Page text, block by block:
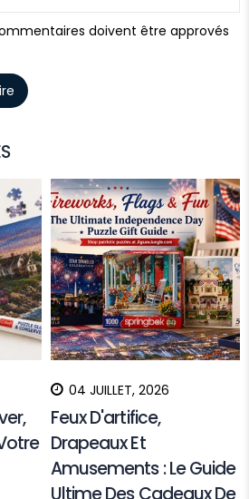
doivent être approvés
04 JUILLET, 2026
Feux D'artifice,
Drapeaux Et
Amusements : Le Guide